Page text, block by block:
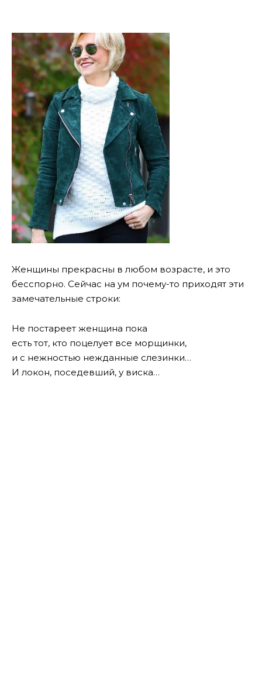
Женщины прекрасны в любом возрасте, и это
бесспорно. Сейчас на ум почему-то приходят эти
замечательные строки:
Не постареет женщина пока
есть тот, кто поцелует все морщинки,
и с нежностью нежданные слезинки…
И локон, поседевший, у виска…